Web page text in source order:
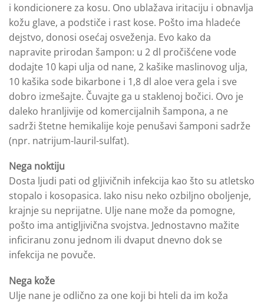
i kondicionere za kosu. Ono ublažava iritaciju i obnavlja
kožu glave, a podstiče i rast kose. Pošto ima hladeće
dejstvo, donosi osećaj osveženja. Evo kako da
napravite prirodan šampon: u 2 dl pročišćene vode
dodajte 10 kapi ulja od nane, 2 kašike maslinovog ulja,
10 kašika sode bikarbone i 1,8 dl aloe vera gela i sve
dobro izmešajte. Čuvajte ga u staklenoj bočici. Ovo je
daleko hranljivije od komercijalnih šampona, a ne
sadrži štetne hemikalije koje penušavi šamponi sadrže
(npr. natrijum-lauril-sulfat).
Nega noktiju
Dosta ljudi pati od gljivičnih infekcija kao što su atletsko
stopalo i kosopasica. Iako nisu neko ozbiljno oboljenje,
krajnje su neprijatne. Ulje nane može da pomogne,
pošto ima antigljivična svojstva. Jednostavno mažite
inficiranu zonu jednom ili dvaput dnevno dok se
infekcija ne povuče.
Nega kože
Ulje nane je odlično za one koji bi hteli da im koža